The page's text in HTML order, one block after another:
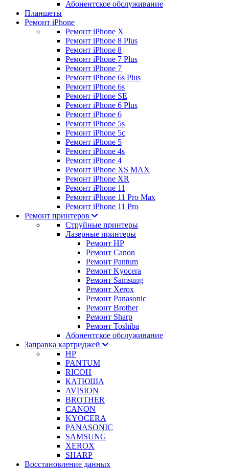
Абонентское обслуживание
Планшеты
Ремонт iPhone
Ремонт iPhone X
Ремонт iPhone 8 Plus
Ремонт iPhone 8
Ремонт iPhone 7 Plus
Ремонт iPhone 7
Ремонт iPhone 6s Plus
Ремонт iPhone 6s
Ремонт iPhone SE
Ремонт iPhone 6 Plus
Ремонт iPhone 6
Ремонт iPhone 5s
Ремонт iPhone 5c
Ремонт iPhone 5
Ремонт iPhone 4s
Ремонт iPhone 4
Ремонт iPhone XS MAX
Ремонт iPhone XR
Ремонт iPhone 11
Ремонт iPhone 11 Pro Max
Ремонт iPhone 11 Pro
Ремонт принтеров
Струйные принтеры
Лазерные принтеры
Ремонт HP
Ремонт Canon
Ремонт Pantum
Ремонт Kyocera
Ремонт Samsung
Ремонт Xerox
Ремонт Panasonic
Ремонт Brother
Ремонт Sharp
Ремонт Toshiba
Абонентское обслуживание
Заправка картриджей
HP
PANTUM
RICOH
КАТЮША
AVISION
BROTHER
CANON
KYOCERA
PANASONIC
SAMSUNG
XEROX
SHARP
Восстановление данных